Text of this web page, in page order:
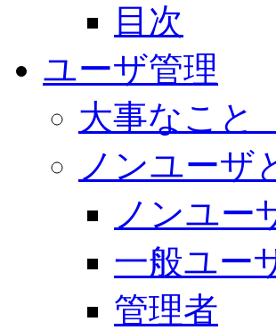
目次
ユーザ管理
大事なこ
ノンユーザ
ノンユー
一般ユー
管理者